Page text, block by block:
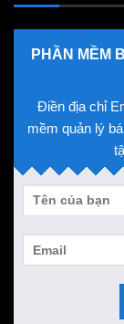
PHẦN MỀM
Điền địa chỉ
mềm quản lý